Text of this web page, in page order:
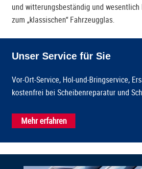
und witterungsbeständig und
zum „klassischen“ Fahrzeugglas.
Unser Service für Sie
Vor-Ort-Service, Hol-und-Bringservice,
kostenfrei bei Scheibenreparatur und
Mehr erfahren